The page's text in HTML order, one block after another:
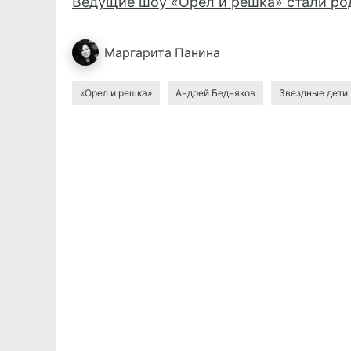
Маргарита Панина
«Орел и решка» Андрей Бедняков Звездные дети